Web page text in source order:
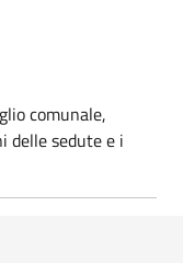
comunale,
delle sedute e i